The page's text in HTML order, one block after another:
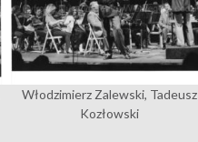
Włodzimierz Zalewski, Tadeusz
Kozłowski